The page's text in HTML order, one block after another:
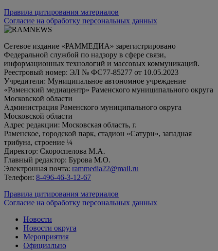
Правила цитирования материалов
Согласие на обработку персональных данных
Сетевое издание «РАММЕДИА» зарегистрировано
Федеральной службой по надзору в сфере связи,
информационных технологий и массовых коммуникаций.
Реестровый номер: ЭЛ № ФС77-85277 от 10.05.2023
Учредители: Муниципальное автономное учреждение
«Раменский медиацентр» Раменского муниципального округа
Московской области
Администрация Раменского муниципального округа
Московской области
Адрес редакции: Московская область, г.
Раменское, городской парк, стадион «Сатурн», западная
трибуна, строение ¼
Директор: Скороспелова М.А.
Главный редактор: Бурова М.О.
Электронная почта: rammedia22@mail.ru
Телефон: 8-496-46-3-12-67
Правила цитирования материалов
Согласие на обработку персональных данных
Новости
Новости округа
Мероприятия
Официально